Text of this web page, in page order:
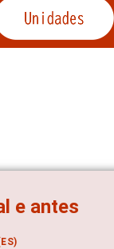
e antes